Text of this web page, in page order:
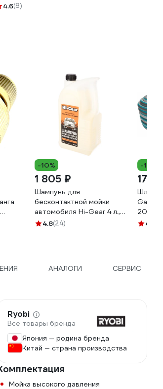
4.6(8)
-10%
1 805 ₽
Шампунь для
бесконтактной мойки
автомобиля Hi-Gear 4 л.,
концентрат HG8009
4.8(24)
-18%
17
Шланг
4.7
АНАЛОГИ СЕРВИС
Ryobi
Все товары бренда
Япония — родина бренда
Китай — страна производства
Мойка высокого давления